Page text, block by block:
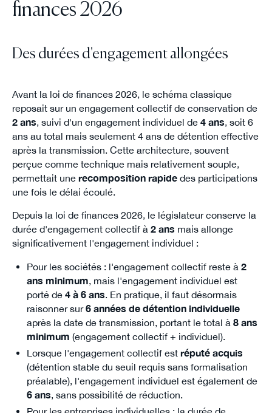
finances 2026
Des durées d'engagement allongées
Avant la loi de finances 2026, le schéma classique
reposait sur un engagement collectif de conservation de
2 ans , suivi d'un engagement individuel de 4 ans , soit 6
ans au total mais seulement 4 ans de détention effective
après la transmission. Cette architecture, souvent
perçue comme technique mais relativement souple,
permettait une recomposition rapidedes participations
une fois le délai écoulé.
Depuis la loi de finances 2026, le législateur conserve la
durée d'engagement collectif à 2 ans mais allonge
significativement l'engagement individuel :
Pour les sociétés : l'engagement collectif reste à 2
ans minimum, mais l'engagement individuel est
porté de 4 à 6 ans. En pratique, il faut désormais
raisonner sur6 années de détention individuelle
après la date de transmission, portant le total à 8 ans
minimum (engagement collectif + individuel).
Lorsque l'engagement collectif est réputé acquis
(détention stable du seuil requis sans formalisation
préalable), l'engagement individuel est également de
6 ans, sans possibilité de réduction.